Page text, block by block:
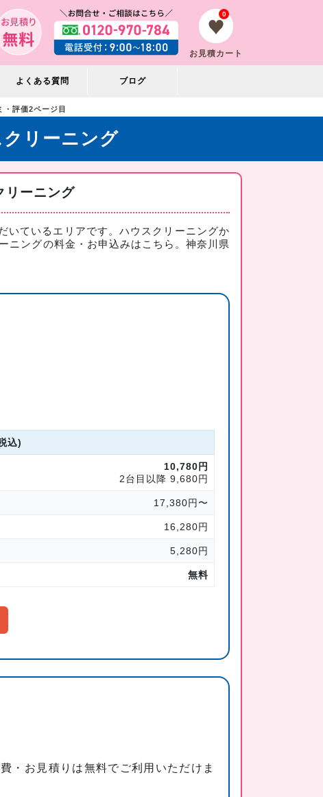
0
お見積カート
よくある質問 ブログ
・評価2ページ目
リーニング
リーニング
いているエリアです。ハウスクリーニングか
ニングの料金・お申込みはこちら 。神奈川県
込)
10,780円
2台目以降 9,680円
17,380円〜
16,280円
5,280円
無料
・お見積りは無料でご利用いただけま